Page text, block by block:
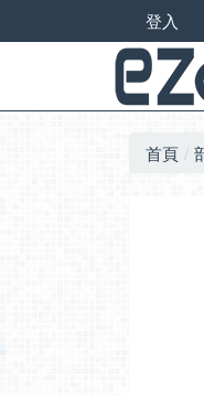
登入
首頁